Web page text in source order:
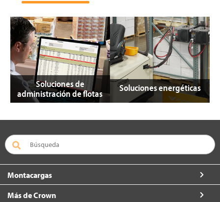
Soluciones de
administración de flotas
Soluciones energéticas
Montacargas
Más de Crown